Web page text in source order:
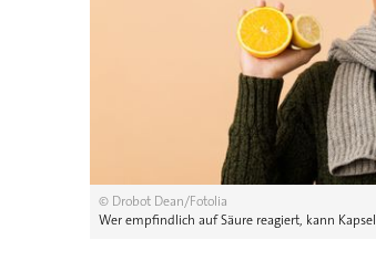
© Drobot Dean/Fotolia
Wer empfindlich auf Säure reagiert, kann